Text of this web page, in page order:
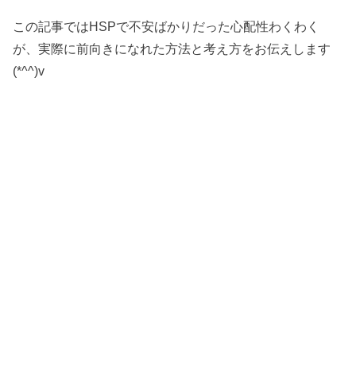
この記事ではHSPで不安ばかりだった心配性わくわく
が、実際に前向きになれた方法と考え方をお伝えします
(*^^)v